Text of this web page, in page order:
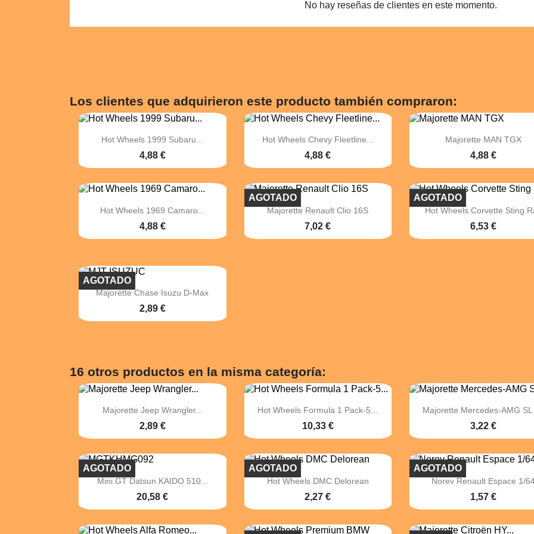
No hay reseñas de clientes en este momento.
Los clientes que adquirieron este producto también compraron:
 Vista rápida
Hot Wheels 1999 Subaru...
4,88 €
 Vista rápida
Hot Wheels Chevy Fleetline...
4,88 €
 Vista rápida
Majorette MAN TGX
4,88 €
 Vista rápida
Hot Wheels 1969 Camaro...
4,88 €
 Vista rápida
Majorette Renault Clio 16S
7,02 €
AGOTADO
 Vista rápida
Hot Wheels Corvette Sting
6,53 €
AGOTADO
 Vista rápida
Majorette Chase Isuzu D-Max
2,89 €
AGOTADO
16 otros productos en la misma categoría:
 Vista rápida
Majorette Jeep Wrangler...
2,89 €
 Vista rápida
Hot Wheels Formula 1 Pack-5...
10,33 €
 Vista rápida
Majorette Mercedes-AMG SL
3,22 €
 Vista rápida
Mini GT Datsun KAIDO 510...
20,58 €
AGOTADO
 Vista rápida
Hot Wheels DMC Delorean
2,27 €
AGOTADO
 Vista rápida
Norev Renault Espace 1/
1,57 €
AGOTADO